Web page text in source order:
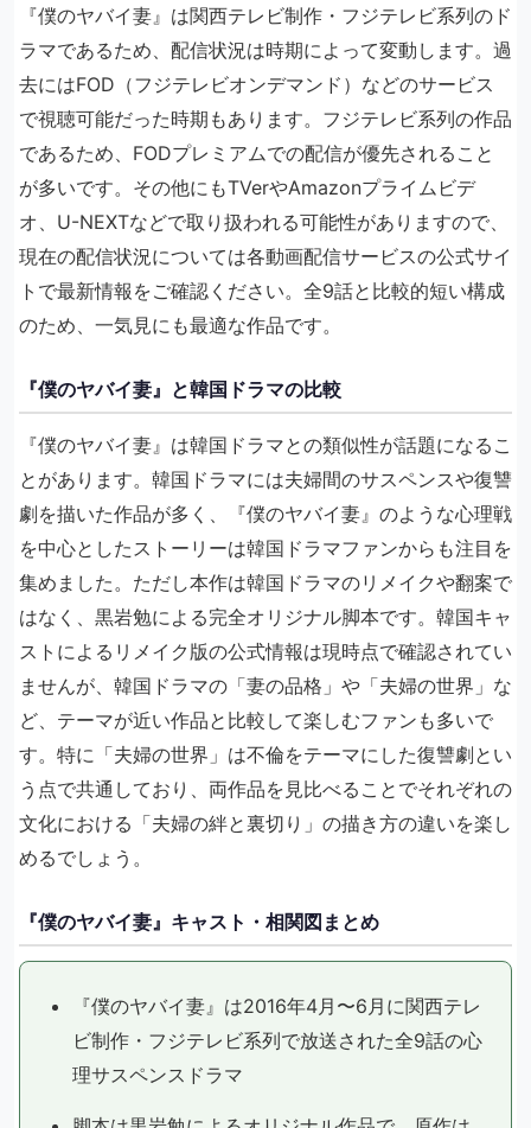
『僕のヤバイ妻』は関西テレビ制作・フジテレビ系列のド
ラマであるため、配信状況は時期によって変動します。過
去にはFOD（フジテレビオンデマンド）などのサービス
で視聴可能だった時期もあります。フジテレビ系列の作品
であるため、FODプレミアムでの配信が優先されること
が多いです。その他にもTVerやAmazonプライムビデ
オ、U-NEXTなどで取り扱われる可能性がありますので、
現在の配信状況については各動画配信サービスの公式サイ
トで最新情報をご確認ください。全9話と比較的短い構成
のため、一気見にも最適な作品です。
『僕のヤバイ妻』と韓国ドラマの比較
『僕のヤバイ妻』は韓国ドラマとの類似性が話題になるこ
とがあります。韓国ドラマには夫婦間のサスペンスや復讐
劇を描いた作品が多く、『僕のヤバイ妻』のような心理戦
を中心としたストーリーは韓国ドラマファンからも注目を
集めました。ただし本作は韓国ドラマのリメイクや翻案で
はなく、黒岩勉による完全オリジナル脚本です。韓国キャ
ストによるリメイク版の公式情報は現時点で確認されてい
ませんが、韓国ドラマの「妻の品格」や「夫婦の世界」な
ど、テーマが近い作品と比較して楽しむファンも多いで
す。特に「夫婦の世界」は不倫をテーマにした復讐劇とい
う点で共通しており、両作品を見比べることでそれぞれの
文化における「夫婦の絆と裏切り」の描き方の違いを楽し
めるでしょう。
『僕のヤバイ妻』キャスト・相関図まとめ
『僕のヤバイ妻』は2016年4月〜6月に関西テレ
ビ制作・フジテレビ系列で放送された全9話の心
理サスペンスドラマ